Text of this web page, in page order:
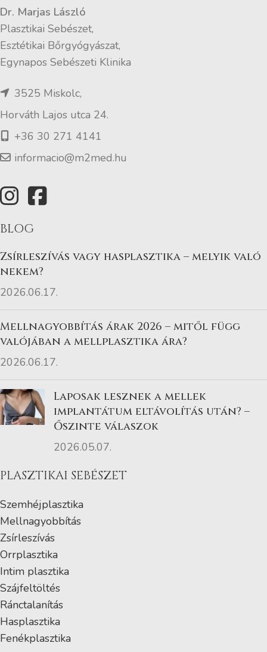
Dr. Marjas László
Plasztikai Sebészet,
Esztétikai Bőrgyógyászat,
Egynapos Sebészeti Klinika
3525 Miskolc,
Horváth Lajos utca 24.
+36 30 271 4141
informacio@m2med.hu
BLOG
Zsírleszívás vagy hasplasztika – melyik való
nekem?
2026.06.17.
Mellnagyobbítás árak 2026 – mitől függ
valójában a mellplasztika ára?
2026.06.17.
Laposak lesznek a mellek
implantátum eltávolítás után? –
Őszinte válaszok
2026.05.07.
PLASZTIKAI SEBÉSZET
Szemhéjplasztika
Mellnagyobbítás
Zsírleszívás
Orrplasztika
Intim plasztika
Szájfeltöltés
Ránctalanítás
Hasplasztika
Fenékplasztika